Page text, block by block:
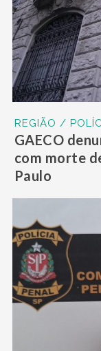
REGIÃO /
GAECO
com morte
Paulo